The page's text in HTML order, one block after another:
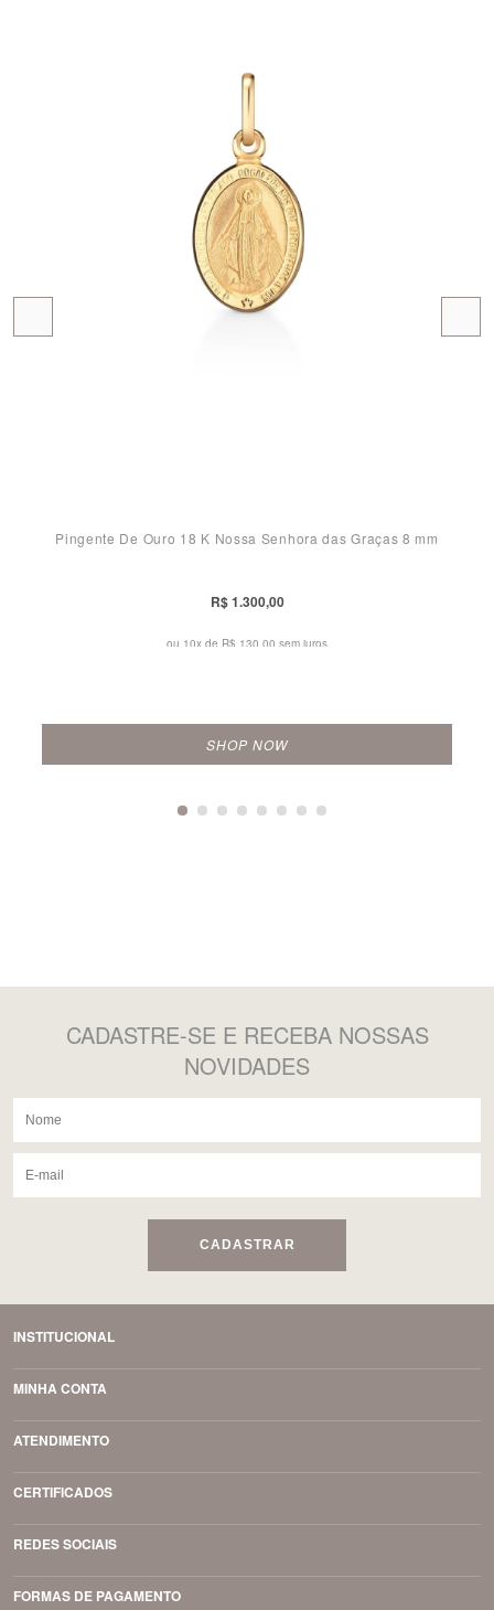
Pingente De Ouro 18 K Nossa Senhora das Graças 8 mm
R$ 1.300,00
ou 10x de R$ 130,00 sem juros
SHOP NOW
CADASTRE-SE E RECEBA NOSSAS
NOVIDADES
CADASTRAR
INSTITUCIONAL
MINHA CONTA
ATENDIMENTO
CERTIFICADOS
REDES SOCIAIS
FORMAS DE PAGAMENTO